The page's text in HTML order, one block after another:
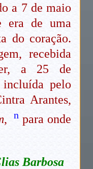
a 7 de maio
era de uma
do coração.
recebida
a 25 de
pelo
Arantes,
, n para onde
Barbosa